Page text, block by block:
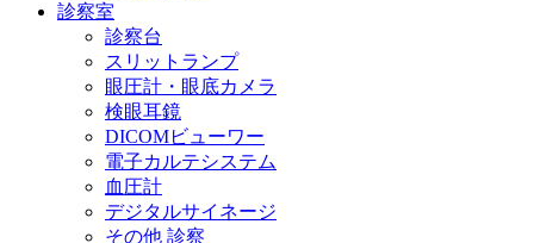
診察室
診察台
スリットランプ
眼圧計・眼底カメラ
検眼耳鏡
DICOMビューワー
電子カルテシステム
血圧計
デジタルサイネージ
その他 診察